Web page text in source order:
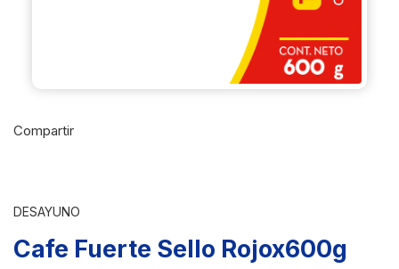
Compartir
DESAYUNO
Cafe Fuerte Sello Rojox600g